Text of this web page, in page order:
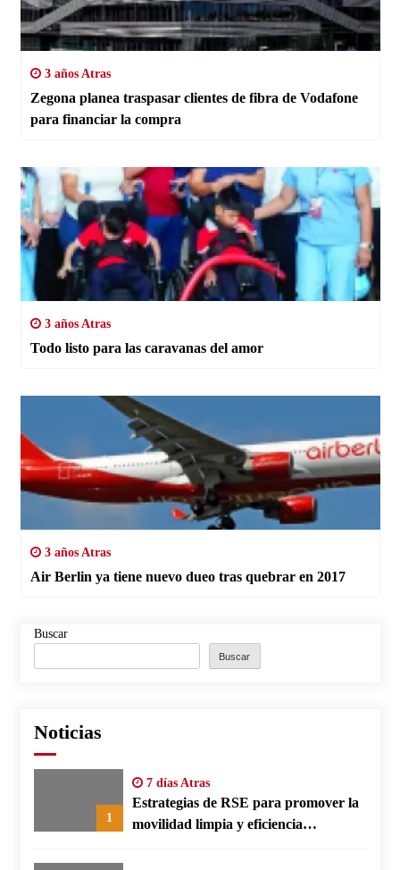
3 años Atras
Zegona planea traspasar clientes de fibra de Vodafone
para financiar la compra
3 años Atras
Todo listo para las caravanas del amor
3 años Atras
Air Berlin ya tiene nuevo dueo tras quebrar en 2017
Buscar
Buscar
Noticias
1
7 días Atras
Estrategias de RSE para promover la
movilidad limpia y eficiencia